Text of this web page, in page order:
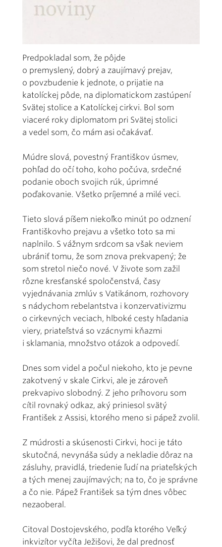
Predpokladal som, že pôjde
o premyslený, dobrý a zaujímavý prejav,
o povzbudenie k jednote, o prijatie na
katolíckej pôde, na diplomatickom zastúpení
Svätej stolice a Katolíckej cirkvi. Bol som
viaceré roky diplomatom pri Svätej stolici
a vedel som, čo mám asi očakávať.
Múdre slová, povestný Františkov úsmev,
pohľad do očí toho, koho počúva, srdečné
podanie oboch svojich rúk, úprimné
poďakovanie. Všetko príjemné a milé veci.
Tieto slová píšem niekoľko minút po odznení
Františkovho prejavu a všetko toto sa mi
naplnilo. S vážnym srdcom sa však neviem
ubrániť tomu, že som znova prekvapený; že
som stretol niečo nové. V živote som zažil
rôzne kresťanské spoločenstvá, časy
vyjednávania zmlúv s Vatikánom, rozhovory
s nádychom rebelantstva i konzervativizmu
o cirkevných veciach, hlboké cesty hľadania
viery, priateľstvá so vzácnymi kňazmi
i sklamania, množstvo otázok a odpovedí.
Dnes som videl a počul niekoho, kto je pevne
zakotvený v skale Cirkvi, ale je zároveň
prekvapivo slobodný. Z jeho príhovoru som
cítil rovnaký odkaz, aký priniesol svätý
František z Assisi, ktorého meno si pápež zvolil.
Z múdrosti a skúsenosti Cirkvi, hoci je táto
skutočná, nevynáša súdy a nekladie dôraz na
zásluhy, pravidlá, triedenie ľudí na priateľských
a tých menej zaujímavých; na to, čo je správne
a čo nie. Pápež František sa tým dnes vôbec
nezaoberal.
Citoval Dostojevského, podľa ktorého Veľký
inkvizítor vyčíta Ježišovi, že dal prednosť